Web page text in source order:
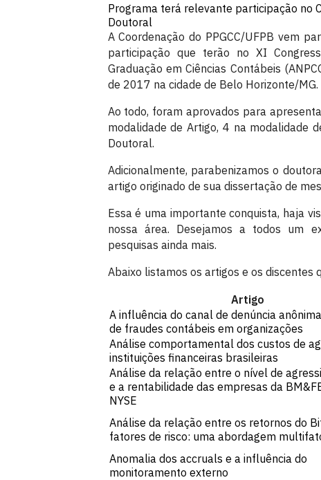
Programa terá relevante participação no
Doutoral
A Coordenação do PPGCC/UFPB vem
participação que terão no XI
Graduação em Ciências Contábeis
de 2017 na cidade de Belo Horizonte/MG.
Ao todo, foram aprovados para
modalidade de Artigo, 4 na modalidade
Doutoral.
Adicionalmente, parabenizamos o
artigo originado de sua dissertação de
Essa é uma importante conquista, haja
nossa área. Desejamos a todos um
pesquisas ainda mais.
Abaixo listamos os artigos e os discentes
Artigo
A influência do canal de denúncia
de fraudes contábeis em organizações
Análise comportamental dos custos de
instituições financeiras brasileiras
Análise da relação entre o nível de
e a rentabilidade das empresas da
NYSE
Análise da relação entre os retornos do
fatores de risco: uma abordagem
Anomalia dos accruals e a influência do
monitoramento externo